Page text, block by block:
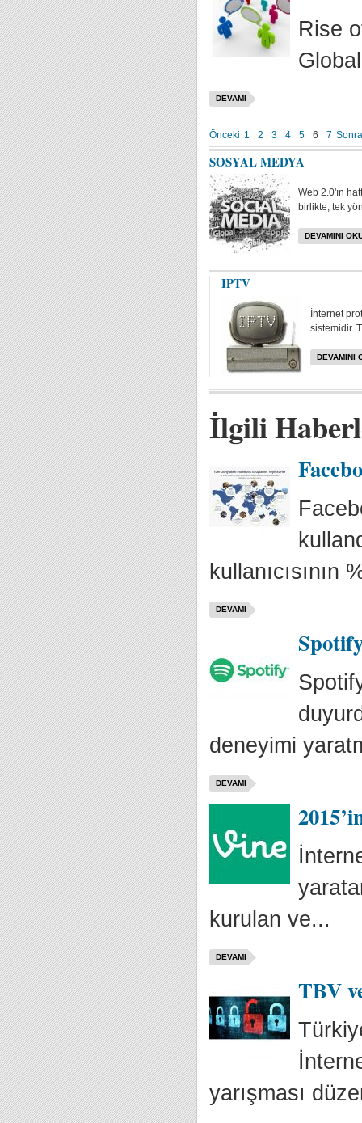
Rise
DEVAMI
Önceki 1 2 3 4 5 6 7
SOSYAL MEDYA
Web 2.0'ın
birlikte, tek
DEVAMINI
IPTV
İnternet
sistemidir.
DEVAMINI
İlgili
kullanıcısının
DEVAMI
deneyimi
DEVAMI
kurulan ve...
DEVAMI
TBV
yarışması